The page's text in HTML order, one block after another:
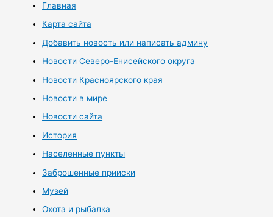
Главная
Карта сайта
Добавить новость или написать админу
Новости Северо-Енисейского округа
Новости Красноярского края
Новости в мире
Новости сайта
История
Населенные пункты
Заброшенные прииски
Музей
Охота и рыбалка